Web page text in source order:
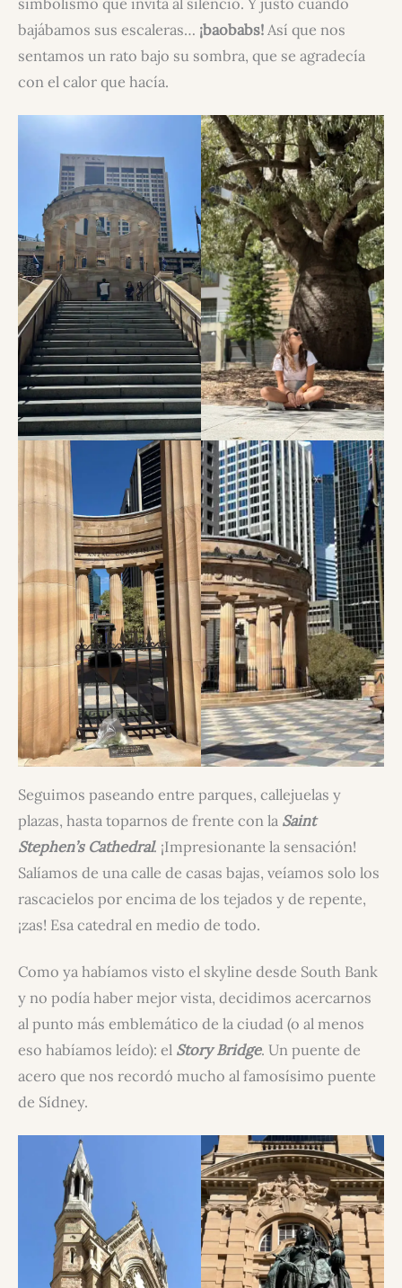
bajábamos sus escaleras… ¡baobabs! Así que nos
sentamos un rato bajo su sombra, que se agradecía
con el calor que hacía.
Seguimos paseando entre parques, callejuelas y
plazas, hasta toparnos de frente con la Saint
Stephen’s Cathedral. ¡Impresionante la sensación!
Salíamos de una calle de casas bajas, veíamos solo los
rascacielos por encima de los tejados y de repente,
¡zas! Esa catedral en medio de todo.
Como ya habíamos visto el skyline desde South Bank
y no podía haber mejor vista, decidimos acercarnos
al punto más emblemático de la ciudad (o al menos
eso habíamos leído): el Story Bridge. Un puente de
acero que nos recordó mucho al famosísimo puente
de Sídney.